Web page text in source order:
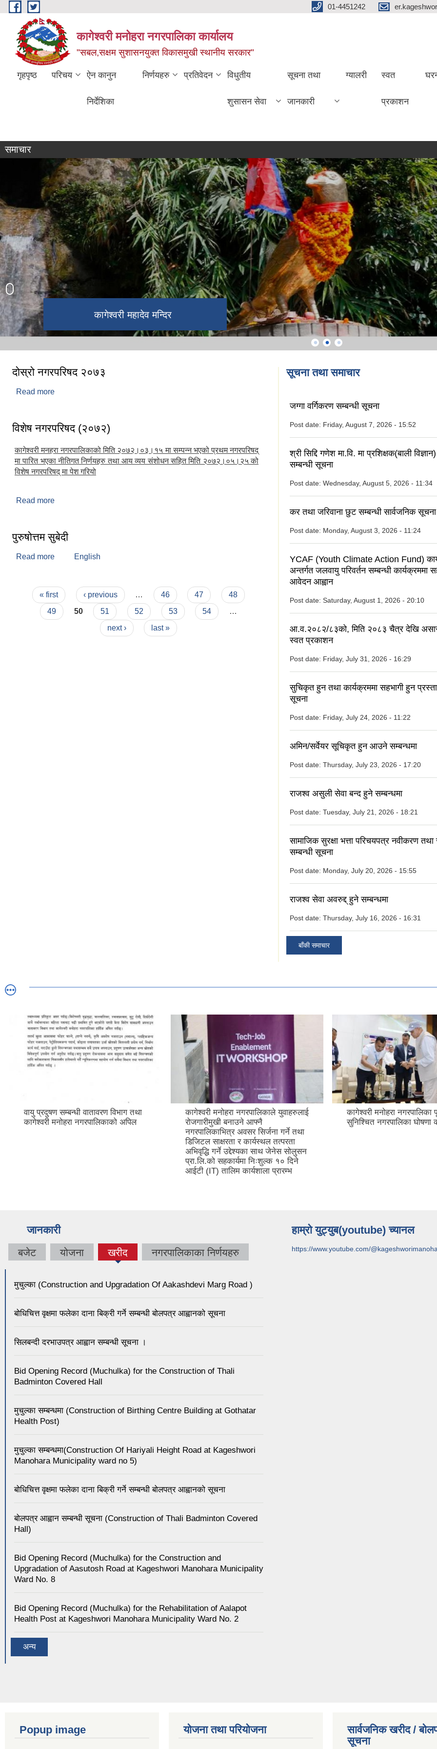
Skip to main content 01-4451242
कागेश्वरी मनोहरा नगरपालिका कार्यालय
"सबल,सक्षम सुशासनयुक्त विकासमुखी स्थानीय सरकार"
गृहपृष्ठ परिचय ऐन कानुन
निर्देशिका
निर्णयहरु प्रतिवेदन विधुतीय
शुसासन सेवा
सूचना तथा
जानकारी
ग्यालरी स्वत
प्रकाशन
समाचार
नवतनधाम
कागेश्वरी महादेव मन्दिर
दोस्रो नगरपरिषद २०७३
Read more
विशेष नगरपरिषद (२०७२)
कागेश्वरी मनहरा नगरपालिकाको मिति २०७२।०३।१५ मा सम्पन्न भएको प्रथम नगरपरिषद्
मा पारित भएका नीतिगत निर्णयहरु तथा आय व्यय संशोधन सहित मिति २०७२।०५।२५ को
विशेष नगरपरिषद् मा पेश गरियो
Read more
पुरुषोत्तम सुबेदी
Read more about पुरुषोत्तम सुबेदी
English
Pages
« first ‹ previous … 46 47
48
49
50 51 52 53 54
…
next ›
last »
सूचना तथा समाचार
जग्गा वर्गिकरण सम्बन्धी सूचना
Post date: Friday, August 7, 2026 - 15:52
श्री सिद्दि गणेश मा.वि. मा प्रशिक्षक(बाली
सम्बन्धी सूचना
Post date: Wednesday, August 5, 2026 - 11:34
कर तथा जरिवाना छुट सम्बन्धी सार्वजनिक सूचना
Post date: Monday, August 3, 2026 - 11:24
YCAF (Youth Climate Action Fund)
अन्तर्गत जलवायु परिवर्तन सम्बन्धी कार्यक्रममा
आवेदन आह्वान
Post date: Saturday, August 1, 2026 - 20:10
आ.व.२०८२/८३को, मिति २०८३ चैत्र देखि
स्वत प्रकाशन
Post date: Friday, July 31, 2026 - 16:29
सुचिकृत हुन तथा कार्यक्रममा सहभागी हुन
सूचना
Post date: Friday, July 24, 2026 - 11:22
अमिन/सर्वेयर सूचिकृत हुन आउने सम्बन्धमा
Post date: Thursday, July 23, 2026 - 17:20
राजश्व असुली सेवा बन्द हुने सम्बन्धमा
Post date: Tuesday, July 21, 2026 - 18:21
सामाजिक सुरक्षा भत्ता परिचयपत्र नवीकरण
सम्बन्धी सूचना
Post date: Monday, July 20, 2026 - 15:55
राजश्व सेवा अवरुद्द् हुने सम्बन्धमा
Post date: Thursday, July 16, 2026 - 16:31
बाँकी समाचार
विभाग तथा
अपिल
कागेश्वरी मनोहरा नगरपालिकाले युवाहरुलाई
रोजगारीमुखी बनाउने आफ्नै
नगरपालिकाभित्र अवसर सिर्जना गर्ने तथा
डिजिटल साक्षरता र कार्यस्थल तत्परता
अभिवृद्धि गर्ने उद्देश्यका साथ जेनेस सोलुसन
प्रा.लि.को सहकार्यमा निःशुल्क १० दिने
आईटी (IT) तालिम कार्यशाला प्रारम्भ
कागेश्वरी मनोहरा नगरपालिका पूर्ण खोप
सुनिश्चित नगरपालिका घोषणा कार्यक्रम
जानकारी
बजेट योजना खरीद
(active
नगरपालिकाका निर्णयहरु
मुचुल्का (Construction and Upgradation Of Aakashdevi Marg Road )
बोधिचित्त वृक्षमा फलेका दाना बिक्री गर्ने सम्बन्धी बोलपत्र आह्वानको सूचना
सिलबन्दी दरभाउपत्र आह्वान सम्बन्धी सूचना ।
Bid Opening Record (Muchulka) for the Construction of Thali
Badminton Covered Hall
मुचुल्का सम्बन्धमा (Construction of Birthing Centre Building at Gothatar
Health Post)
मुचुल्का सम्बन्धमा(Construction Of Hariyali Height Road at Kageshwori
Manohara Municipality ward no 5)
बोधिचित्त वृक्षमा फलेका दाना बिक्री गर्ने सम्बन्धी बोलपत्र आह्वानको सूचना
बोलपत्र आह्वान सम्बन्धी सूचना (Construction of Thali Badminton Covered
Hall)
Bid Opening Record (Muchulka) for the Construction and
Upgradation of Aasutosh Road at Kageshwori Manohara Municipality
Ward No. 8
Bid Opening Record (Muchulka) for the Rehabilitation of Aalapot
Health Post at Kageshwori Manohara Municipality Ward No. 2
अन्य
हाम्रो युट्युब(youtube) च्यानल
https://www.youtube.com/
Popup image योजना तथा परियोजना
सार्वजनिक खरीद /
सूचना